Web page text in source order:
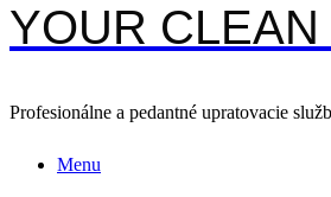
YOUR
Profesionálne a pedantné upratovacie
Menu